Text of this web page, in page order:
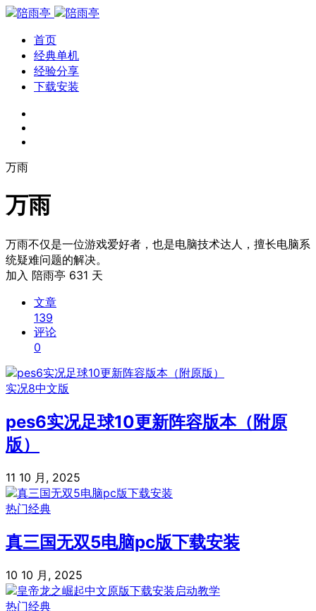
首页
经典单机
经验分享
下载安装
万雨
万雨
万雨不仅是一位游戏爱好者，也是电脑技术达人，擅长电脑系
统疑难问题的解决。
加入 陪雨亭 631 天
文章
139
评论
0
实况8中文版
pes6实况足球10更新阵容版本（附原
版）
11 10 月, 2025
热门经典
真三国无双5电脑pc版下载安装
10 10 月, 2025
热门经典